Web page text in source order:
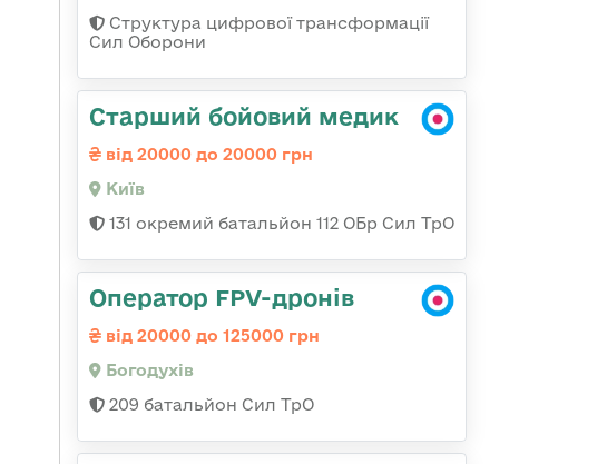
Структура цифрової трансформації
Сил Оборони
Старший бойовий медик
від 20000 до 20000 грн
Київ
131 окремий батальйон 112 ОБр Сил ТрО
Оператор FPV-дронів
від 20000 до 125000 грн
Богодухів
209 батальйон Сил ТрО